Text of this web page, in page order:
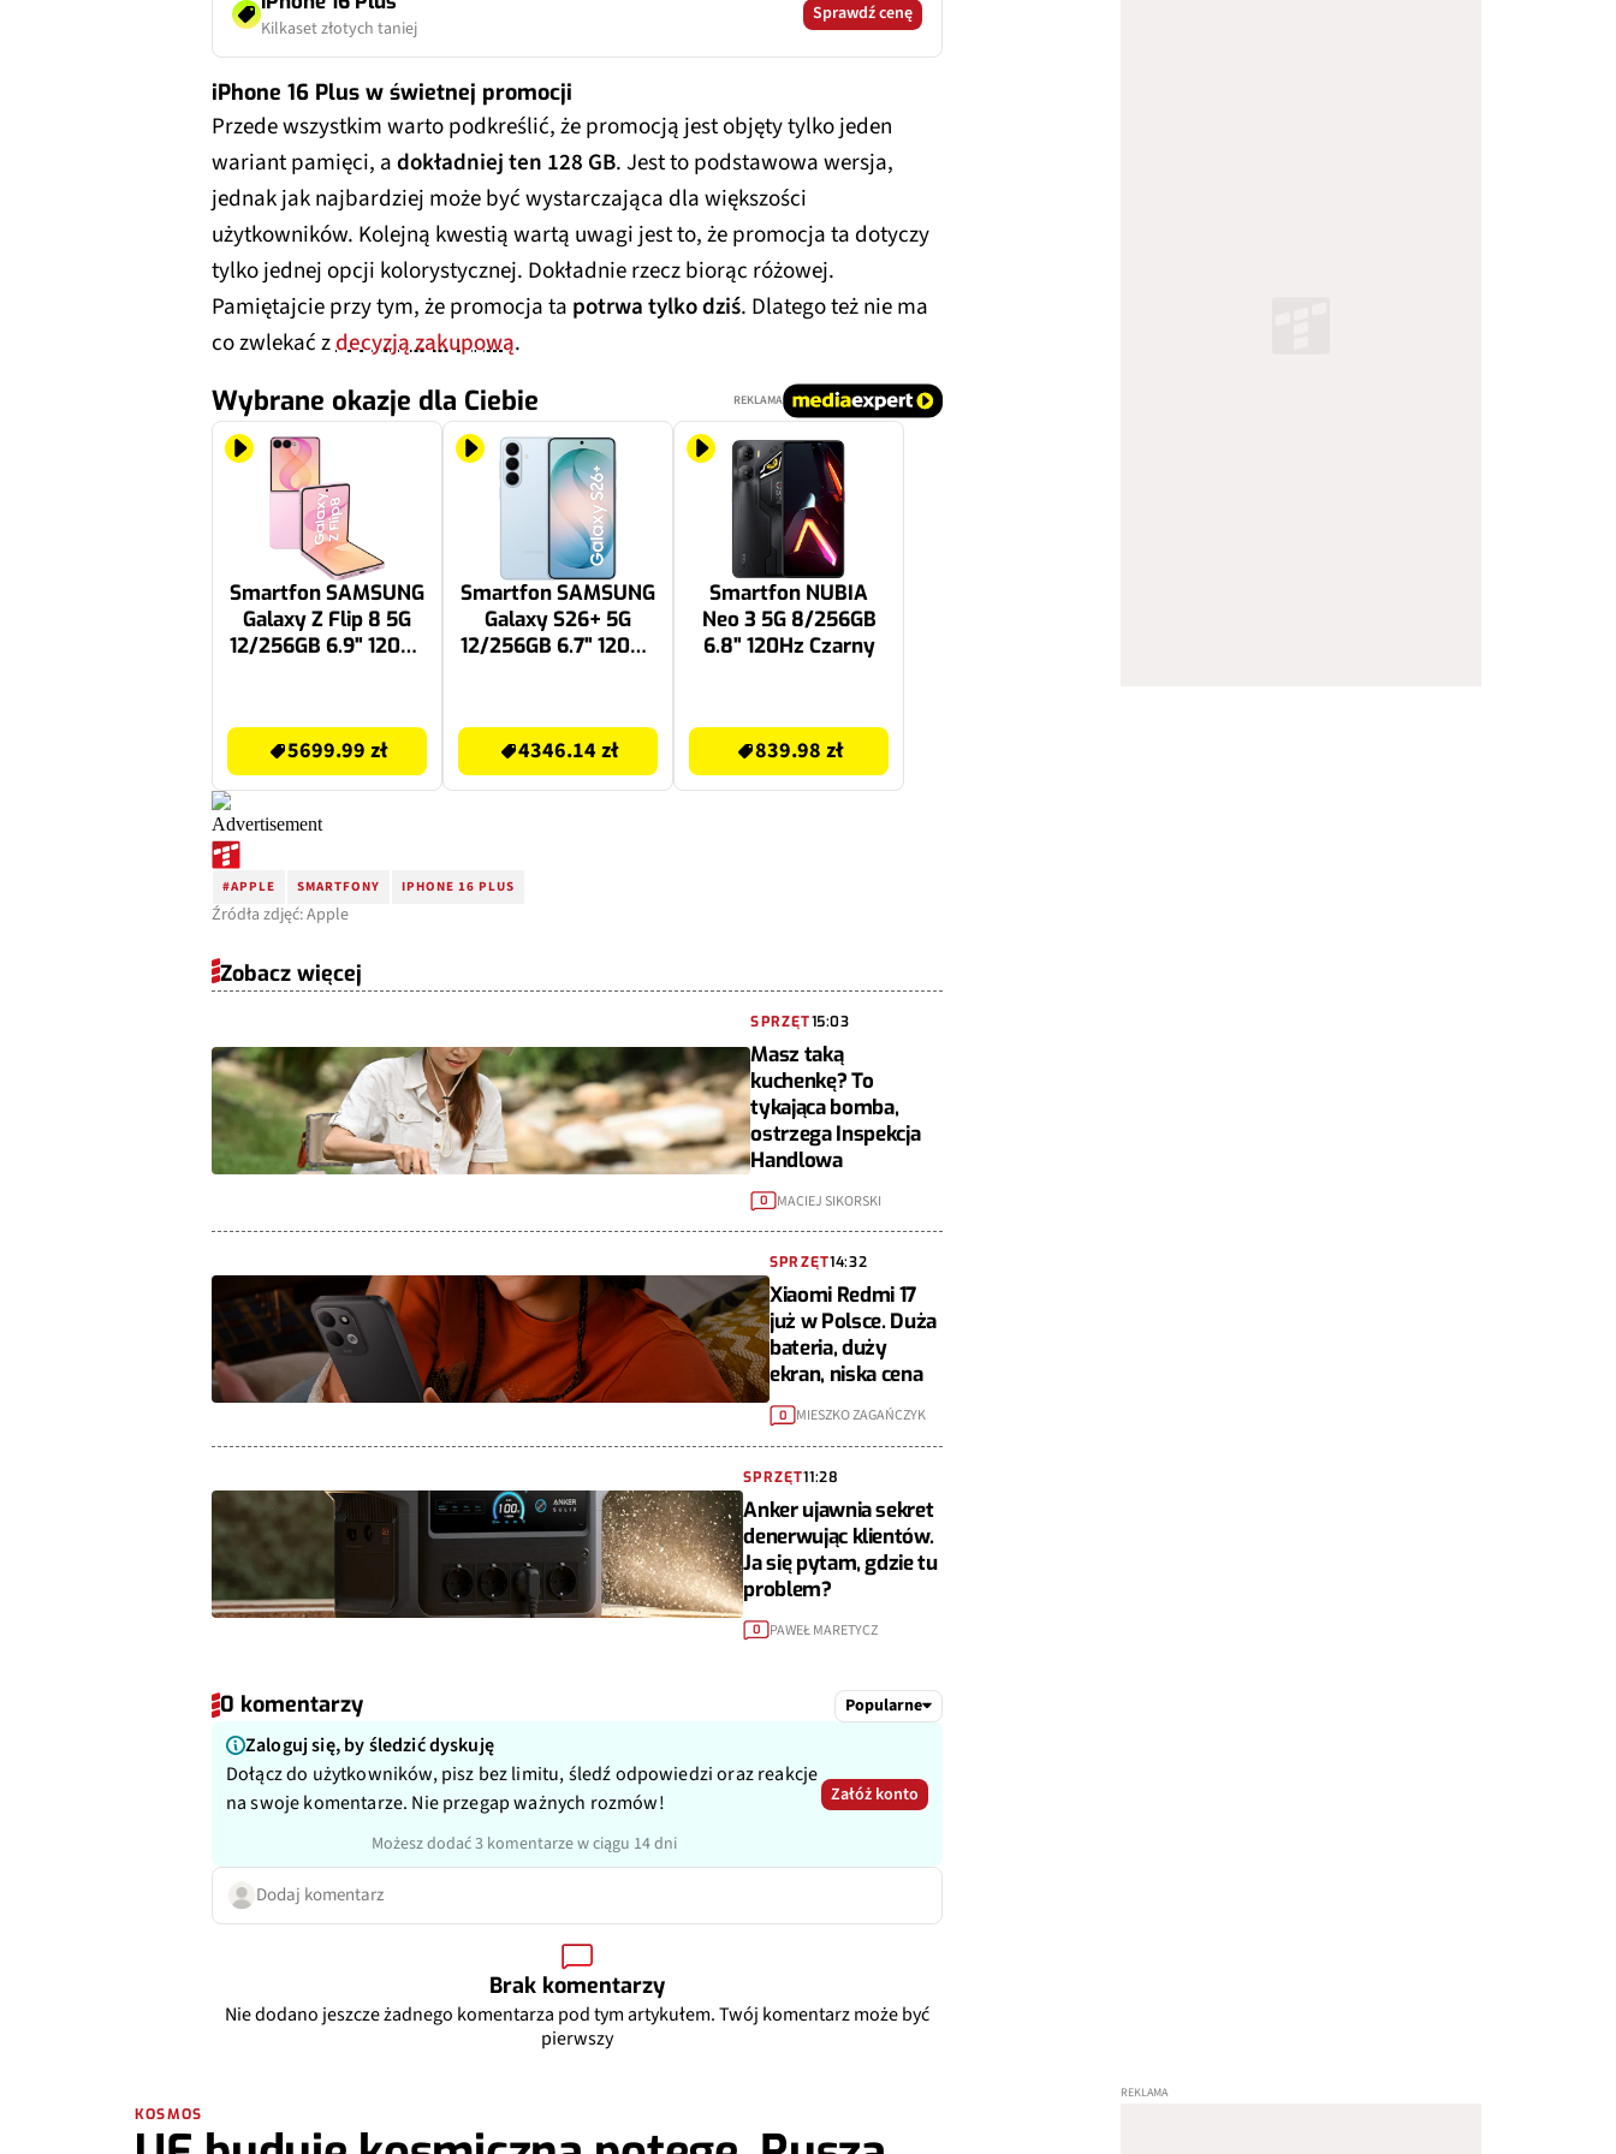
Kilkaset złotych taniej
Sprawdź cenę
iPhone 16 Plus w świetnej promocji
Przede wszystkim warto podkreślić, że promocją jest objęty tylko jeden
wariant pamięci, adokładniej ten 128 GB. Jest to podstawowa wersja,
jednak jak najbardziej może być wystarczająca dla większości
użytkowników. Kolejną kwestią wartą uwagi jest to, że promocja ta dotyczy
tylko jednej opcji kolorystycznej. Dokładnie rzecz biorąc różowej.
Pamiętajcie przy tym, że promocja ta potrwa tylko dziś. Dlatego też nie ma
co zwlekać zdecyzją zakupową.
Wybrane okazje dla Ciebie REKLAMA
Smartfon SAMSUNG
Galaxy Z Flip 8 5G
12/256GB 6.9" 120Hz
5699.99 zł
Smartfon SAMSUNG
Galaxy S26+ 5G
12/256GB 6.7" 120Hz
4346.14 zł
Smartfon NUBIA
Neo 3 5G 8/256GB
6.8" 120Hz Czarny
839.98 zł
#APPLE SMARTFONY IPHONE 16 PLUS
Źródła zdjęć: Apple
Zobacz więcej
SPRZĘT15:03
Masz taką
kuchenkę? To
tykająca bomba,
ostrzega Inspekcja
Handlowa
0 MACIEJ SIKORSKI
SPRZĘT14:32
Xiaomi Redmi 17
już w Polsce. Duża
bateria, duży
ekran, niska cena
0 MIESZKO ZAGAŃCZYK
SPRZĘT11:28
Anker ujawnia sekret
denerwując klientów.
Ja się pytam, gdzie tu
problem?
0 PAWEŁ MARETYCZ
0 komentarzy Popularne
Zaloguj się, by śledzić dyskuję
Dołącz do użytkowników, pisz bez limitu, śledź odpowiedzi oraz reakcje
na swoje komentarze. Nie przegap ważnych rozmów!
Możesz dodać 3 komentarze w ciągu 14 dni
Załóż konto
Dodaj komentarz
Brak komentarzy
Nie dodano jeszcze żadnego komentarza pod tym artykułem. Twój komentarz może być
pierwszy
KOSMOS